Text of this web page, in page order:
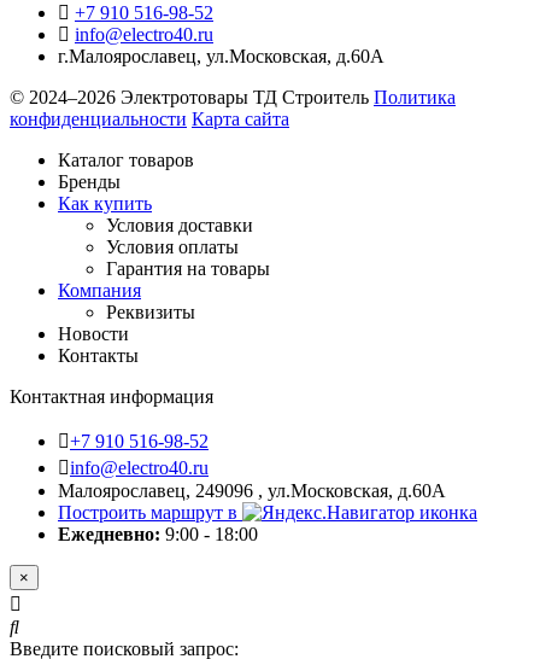
+7 910 516-98-52
info@electro40.ru
г.Малоярославец, ул.Московская, д.60А
© 2024–2026 Электротовары ТД Строитель Политика
конфиденциальности Карта сайта
Каталог товаров
Бренды
Как купить
Условия доставки
Условия оплаты
Гарантия на товары
Компания
Реквизиты
Новости
Контакты
Контактная информация
+7 910 516-98-52
info@electro40.ru
Малоярославец, 249096 , ул.Московская, д.60А
Построить маршрут в
Ежедневно: 9:00 - 18:00
×
Введите поисковый запрос: